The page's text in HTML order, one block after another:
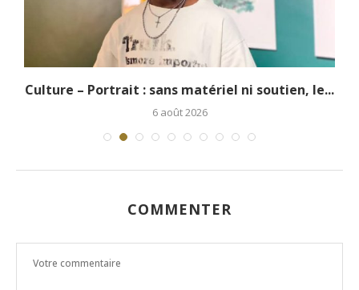
Culture – Portrait : sans matériel ni soutien, le...
6 août 2026
COMMENTER